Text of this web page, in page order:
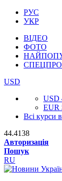
РУС
УКР
ВІДЕО
ФОТО
USD
USD
EUR
Всі курси
44.4138
Авторизація
Пошук
RU